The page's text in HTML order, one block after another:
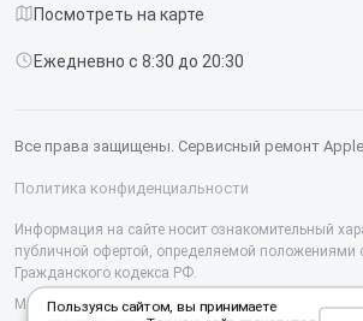
Диагностика
Контакты
Studio Display
Vision Pro
Посмотреть на карте
Ежедневно с 8:30 до 20:30
Все права защищены. Сервисный ремонт
Политика конфиденциальности
Информация на сайте носит ознакомительный
публичной офертой, определяемой положениями
Гражданского кодекса РФ.
Мы специализируемся на обслуживании и ремонте
Пользуясь сайтом, вы принимаете